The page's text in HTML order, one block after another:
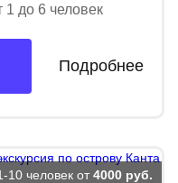
1 до 6 человек
Подробнее
10 человек от 4000 руб.